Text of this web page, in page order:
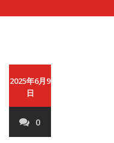
2025年6月9
日
0